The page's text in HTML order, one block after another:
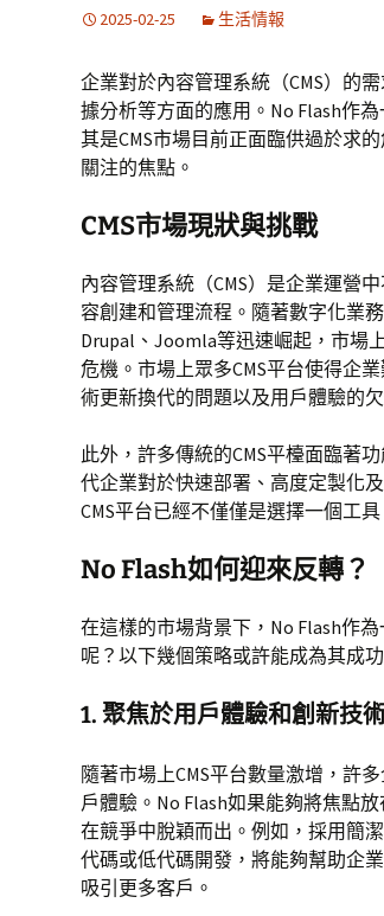
2025-02-25 生活情報
企業對於內容管理系統（CMS）的
據分析等方面的應用。No Flash作
其是CMS市場目前正面臨供過於求
關注的焦點。
CMS市場現狀與挑戰
內容管理系統（CMS）是企業運營
容創建和管理流程。隨著數字化業
Drupal、Joomla等迅速崛起，市場
危機。市場上眾多CMS平台使得企
術更新換代的問題以及用戶體驗的
此外，許多傳統的CMS平檯面臨著
代企業對於快速部署、高度定製化
CMS平台已經不僅僅是選擇一個工
No Flash如何迎來反轉？
在這樣的市場背景下，No Flash作
呢？以下幾個策略或許能成為其成功
1. 聚焦於用戶體驗和創新技
隨著市場上CMS平台數量激增，許
戶體驗。No Flash如果能夠將焦點
在競爭中脫穎而出。例如，採用簡
代碼或低代碼開發，將能夠幫助企
吸引更多客戶。